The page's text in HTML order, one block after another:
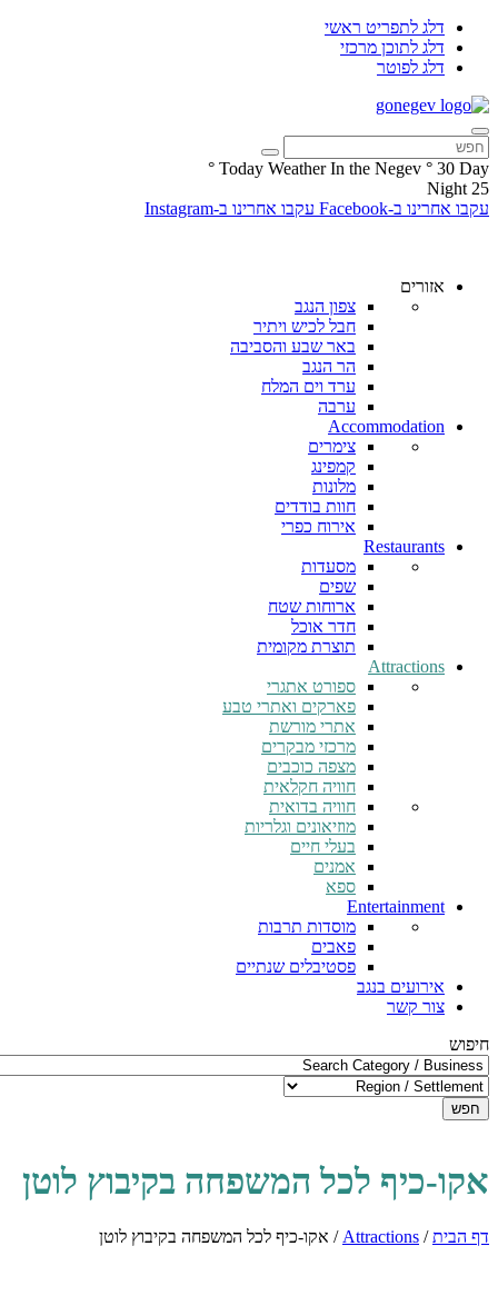
דלג לתפריט ראשי
דלג לתוכן מרכזי
דלג לפוטר
Today Weather In the Negev ° 30 Day
°
25
Night
עקבו אחרינו ב-Facebook
עקבו אחרינו ב-Instagram
אזורים
צפון הנגב
חבל לכיש ויתיר
באר שבע והסביבה
הר הנגב
ערד וים המלח
ערבה
Accommodation
צימרים
קמפינג
מלונות
חוות בודדים
אירוח כפרי
Restaurants
מסעדות
שפים
ארוחות שטח
חדר אוכל
תוצרת מקומית
Attractions
ספורט אתגרי
פארקים ואתרי טבע
אתרי מורשת
מרכזי מבקרים
מצפה כוכבים
חוויה חקלאית
חוויה בדואית
מוזיאונים וגלריות
בעלי חיים
אמנים
ספא
Entertainment
מוסדות תרבות
פאבים
פסטיבלים שנתיים
אירועים בנגב
צור קשר
חיפוש
חפש
אקו-כיף לכל המשפחה בקיבוץ לוטן
דף הבית/
Attractions
/ אקו-כיף לכל המשפחה בקיבוץ לוטן